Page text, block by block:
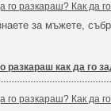
го разкараш? Как да
за мъжете,
разкараш как да го
го разкараш? Как да